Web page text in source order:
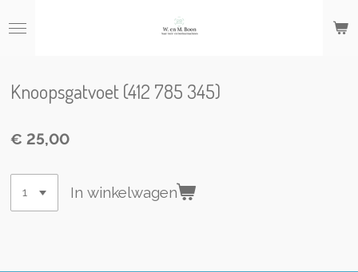
direct
hoofdinhoud
Knoopsgatvoet (412 785 345)
€ 25,00
In winkelwagen